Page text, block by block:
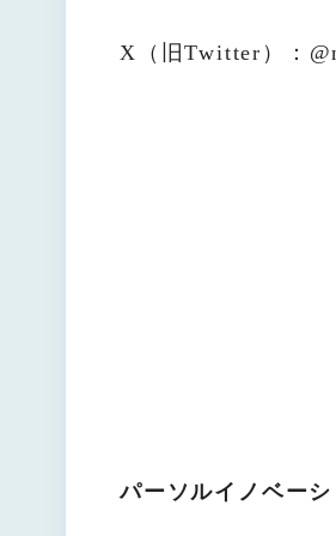
X（旧Twitter）：
パーソルイノベー